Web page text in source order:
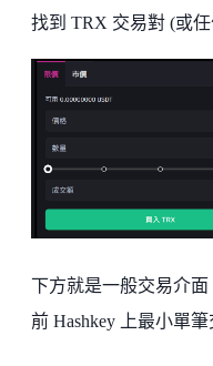
找到 TRX 交易對 (或
下方就是一般交易介
前 Hashkey 上最小單